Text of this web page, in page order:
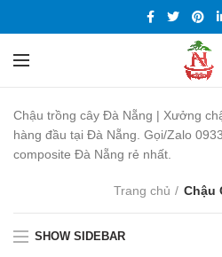
Chậu trồng cây Đà Nẵng | Xưởng
hàng đầu tại Đà Nẵng. Gọi/Zalo
composite Đà Nẵng rẻ nhất.
Trang chủ Chậu
SHOW SIDEBAR